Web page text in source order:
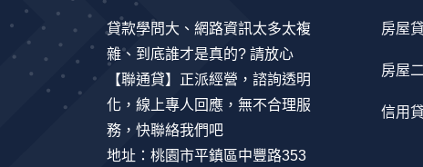
貸款學問大、網路資訊太多太複
雜、到底誰才是真的? 請放心
【聯通貸】正派經營，諮詢透明
化，線上專人回應，無不合理服
務，快聯絡我們吧
地址：桃園市平鎮區中豐路353
房屋
房屋
信用